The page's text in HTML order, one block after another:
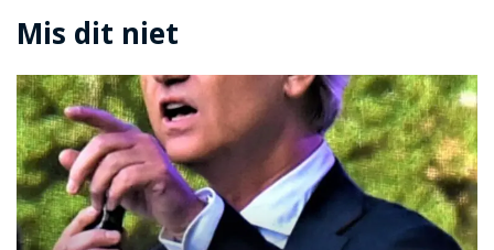
Mis dit niet